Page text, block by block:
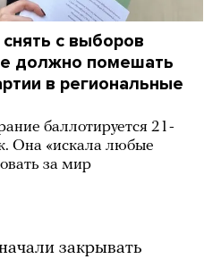
с выборов
должно помешать
в региональные
баллотируется 21-
Она «искала любые
за мир
закрывать